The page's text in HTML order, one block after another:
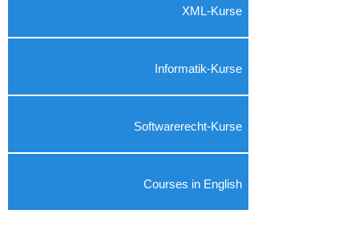
XML-Kurse
Informatik-Kurse
Softwarerecht-Kurse
Courses in English